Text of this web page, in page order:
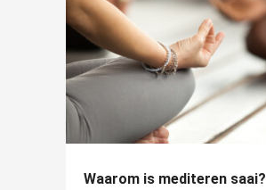
Waarom is mediteren saai?